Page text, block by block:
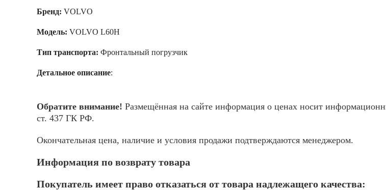
Бренд: VOLVO
Модель: VOLVO L60H
Тип транспорта: Фронтальный погрузчик
Детальное описание:
Обратите внимание! Размещённая на сайте информация о ценах носит
ст. 437 ГК РФ.
Окончательная цена, наличие и условия продажи подтверждаются менеджером.
Информация по возврату товара
Покупатель имеет право отказаться от товара надлежащего качества: